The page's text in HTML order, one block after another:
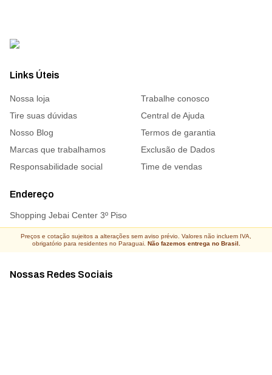
Links Úteis
Nossa loja
Trabalhe conosco
Tire suas dúvidas
Central de Ajuda
Nosso Blog
Termos de garantia
Marcas que trabalhamos
Exclusão de Dados
Responsabilidade social
Time de vendas
Endereço
Shopping Jebai Center 3º Piso
Nossas Redes Sociais
Preços e cotação sujeitos a alterações sem aviso prévio. Valores não incluem IVA,
obrigatório para residentes no Paraguai. Não fazemos entrega no Brasil.